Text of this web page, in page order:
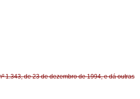
1.343, de 23 de dezembro de 1994, e dá outras